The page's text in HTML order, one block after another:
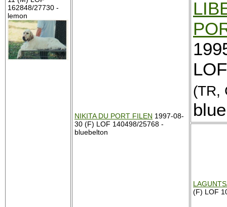
162848/27730 -
lemon
NIKITA DU PORT FILEN 1997-08-
30 (F) LOF 140498/25768 -
bluebelton
(TR,
(F) LOF